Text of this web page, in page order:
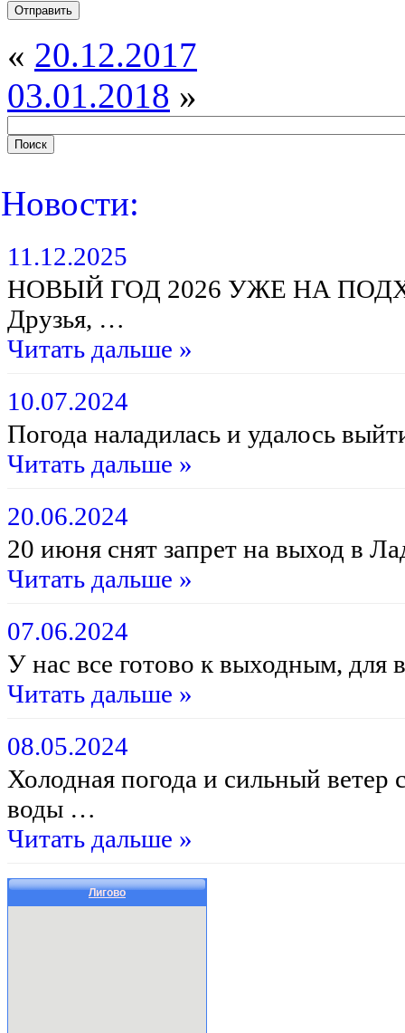
« 20.12.2017
03.01.2018 »
Новости:
11.12.2025
НОВЫЙ ГОД 2026 УЖЕ НА
Друзья, …
Читать дальше »
10.07.2024
Погода наладилась и удалось
Читать дальше »
20.06.2024
20 июня снят запрет на выход в
Читать дальше »
07.06.2024
У нас все готово к выходным,
Читать дальше »
08.05.2024
Холодная погода и сильный
воды …
Читать дальше »
Лигово